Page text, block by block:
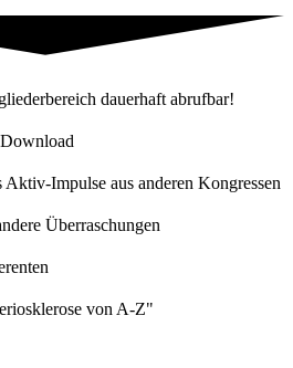
dauerhaft abrufbar!
Impulse aus anderen Kongressen
Überraschungen
von A-Z"